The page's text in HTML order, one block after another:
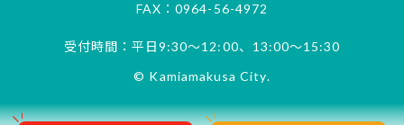
FAX：0964-56-4972
受付時間：平日9:30～12:00、13:00～15:30
© Kamiamakusa City.